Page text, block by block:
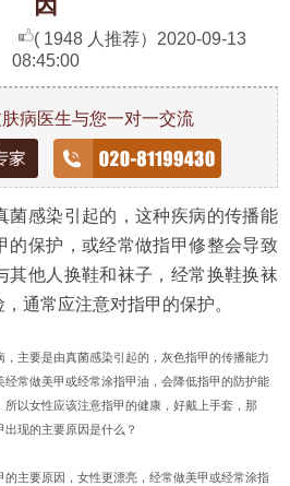
( 1948 人推荐） 2020-09-13
08:45:00
病医生与您一对一交流
感染引起的，这种疾病的传播能
的保护，或经常做指甲修整会导致
其他人换鞋和袜子，经常换鞋换袜
通常应注意对指甲的保护。
主要是由真菌感染引起的，灰色指甲的传播能力
常做美甲或经常涂指甲油，会降低指甲的防护能
以女性应该注意指甲的健康，好戴上手套，那
现的主要原因是什么？
主要原因，女性更漂亮，经常做美甲或经常涂指